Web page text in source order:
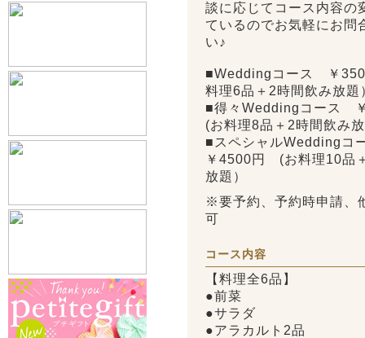
談に応じてコース内容の
ているのでお気軽にお問
い♪
■Weddingコース ￥
料理6品＋2時間飲み放題
■得々Weddingコース
(お料理8品＋2時間飲み
■スペシャルWedding
￥4500円 (お料理10品
放題）
※要予約、予約時申請、
可
コース内容
【料理全6品】
●前菜
●サラダ
●アラカルト2品